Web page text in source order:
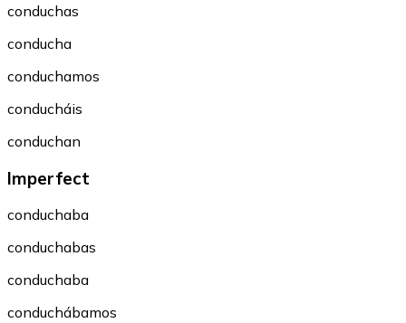
conduchas
conducha
conduchamos
conducháis
conduchan
Imperfect
conduchaba
conduchabas
conduchaba
conduchábamos